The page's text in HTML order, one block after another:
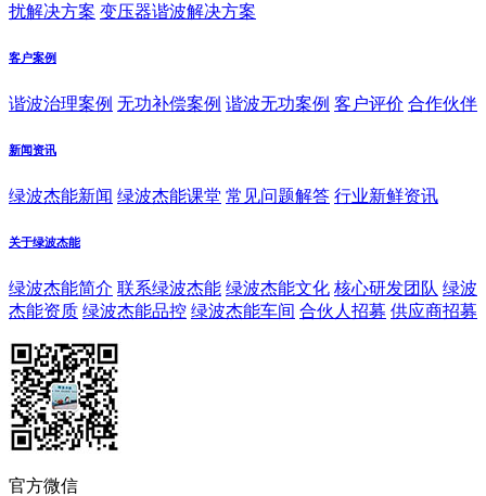
扰解决方案 变压器谐波解决方案
客户案例
谐波治理案例 无功补偿案例 谐波无功案例 客户评价 合作伙伴
新闻资讯
绿波杰能新闻 绿波杰能课堂 常见问题解答 行业新鲜资讯
关于绿波杰能
绿波杰能简介 联系绿波杰能 绿波杰能文化 核心研发团队 绿波
杰能资质 绿波杰能品控 绿波杰能车间 合伙人招募 供应商招募
官方微信